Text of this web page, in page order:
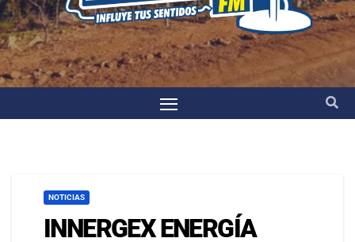
NOTICIAS
INNERGEX ENERGÍA